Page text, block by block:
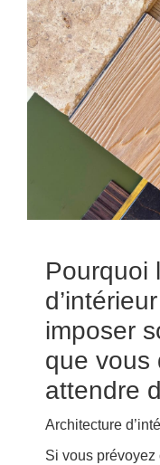
Pourquoi
imposer
que vous
attendre
Architecture
Si vous prévoyez